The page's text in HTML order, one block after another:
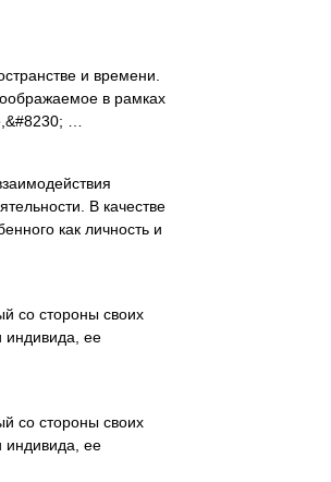
и времени.
в рамках
…
В качестве
как личность и
со стороны своих
индивида, ее
со стороны своих
индивида, ее